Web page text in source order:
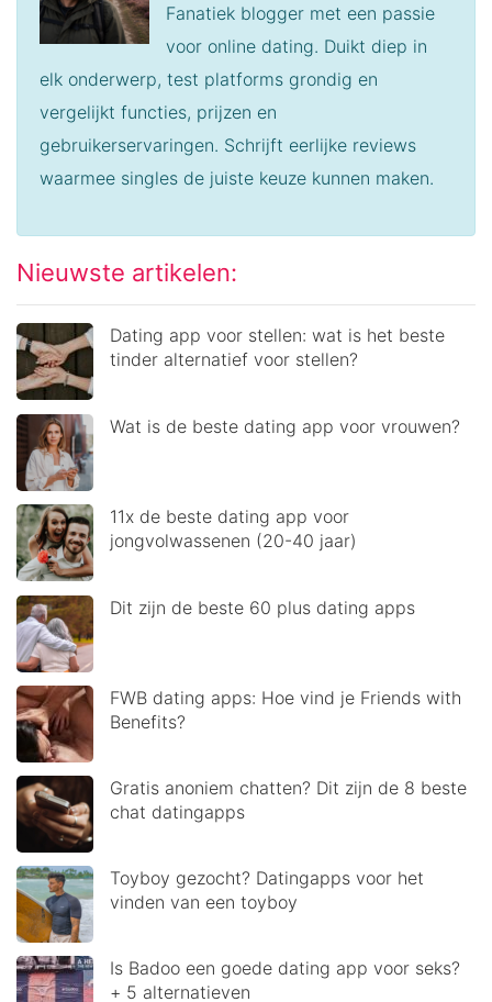
Fanatiek blogger met een passie
voor online dating. Duikt diep in
elk onderwerp, test platforms grondig en
vergelijkt functies, prijzen en
gebruikerservaringen. Schrijft eerlijke reviews
waarmee singles de juiste keuze kunnen maken.
Nieuwste artikelen:
Dating app voor stellen: wat is het beste
tinder alternatief voor stellen?
Wat is de beste dating app voor vrouwen?
11x de beste dating app voor
jongvolwassenen (20-40 jaar)
Dit zijn de beste 60 plus dating apps
FWB dating apps: Hoe vind je Friends with
Benefits?
Gratis anoniem chatten? Dit zijn de 8 beste
chat datingapps
Toyboy gezocht? Datingapps voor het
vinden van een toyboy
Is Badoo een goede dating app voor seks?
+ 5 alternatieven